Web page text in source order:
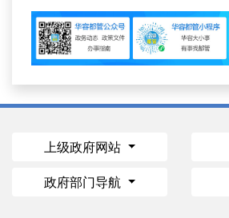
上级政府网站
政府部门导航